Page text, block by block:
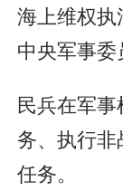
海上维权执
中央军事委
民兵在军
务、执行
任务。